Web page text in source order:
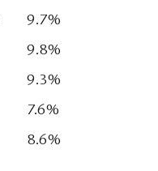
9.7%
9.8%
9.3%
7.6%
8.6%